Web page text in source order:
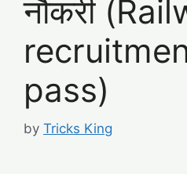
नौकरी
pass)
by Tricks King